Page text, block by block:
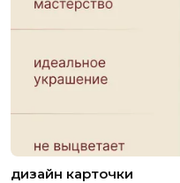
дизайн карточки